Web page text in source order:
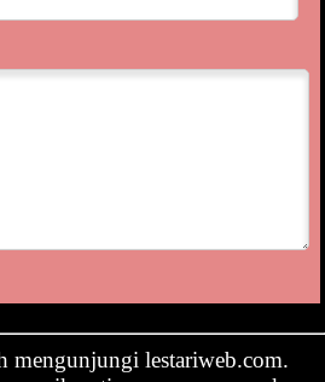
mengunjungi lestariweb.com.